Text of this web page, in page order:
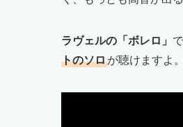
ラヴェルの「ボレロ」
トのソロが聴けますよ